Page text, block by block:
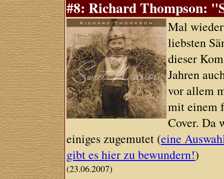
#8: Richard Thompson:
Mal
liebsten
dieser
Jahren
vor allem
mit einem
Cover. Da
einiges zugemutet (eine
gibt es hier zu bewundern!)
(23.06.2007)